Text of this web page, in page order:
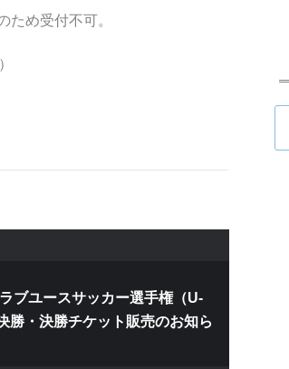
め受付不可。
ブユースサッカー選手権（U-
・決勝チケット販売のお知ら